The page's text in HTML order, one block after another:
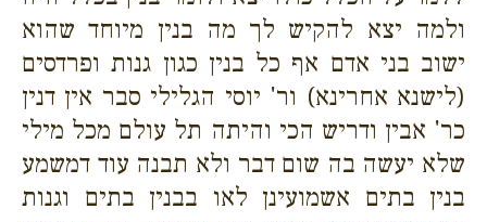
ולמה יצא להקיש לך מה בנין מיוחד שהוא
ישוב בני אדם אף כל בנין כגון גנות ופרדסים
(לישנא אחרינא) ור' יוסי הגלילי סבר אין דנין
כר' אבין ודריש הכי והיתה תל עולם מכל מילי
שלא יעשה בה שום דבר ולא תבנה עוד דמשמע
בנין בתים אשמועינן לאו בבנין בתים וגנות